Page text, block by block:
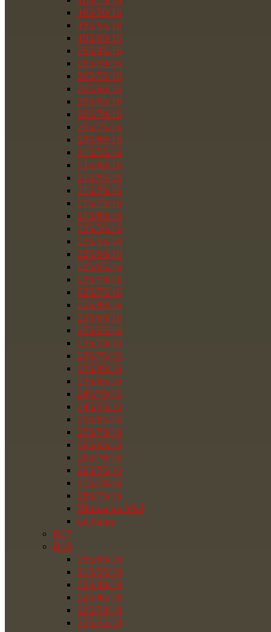
195/50/16
195/55/16
195/60/16
205/45/16
205/50/16
205/55/16
205/60/16
205/65/16
205/70/16
205/75/16
205/80/16
215/55/16
215/60/16
215/65/16
215/70/16
215/75/16
215/80/16
225/50/16
225/55/16
225/60/16
225/65/16
225/70/16
225/75/16
225/80/16
235/60/16
235/65/16
235/70/16
235/75/16
235/80/16
235/85/16
245/70/16
245/75/16
255/65/16
255/70/16
265/65/16
265/70/16
265/75/16
275/70/16
285/75/16
Шины на УАЗ
на Ниву
R17
R18
285/60/18
215/55/18
225/40/18
225/45/18
225/50/18
225/55/18